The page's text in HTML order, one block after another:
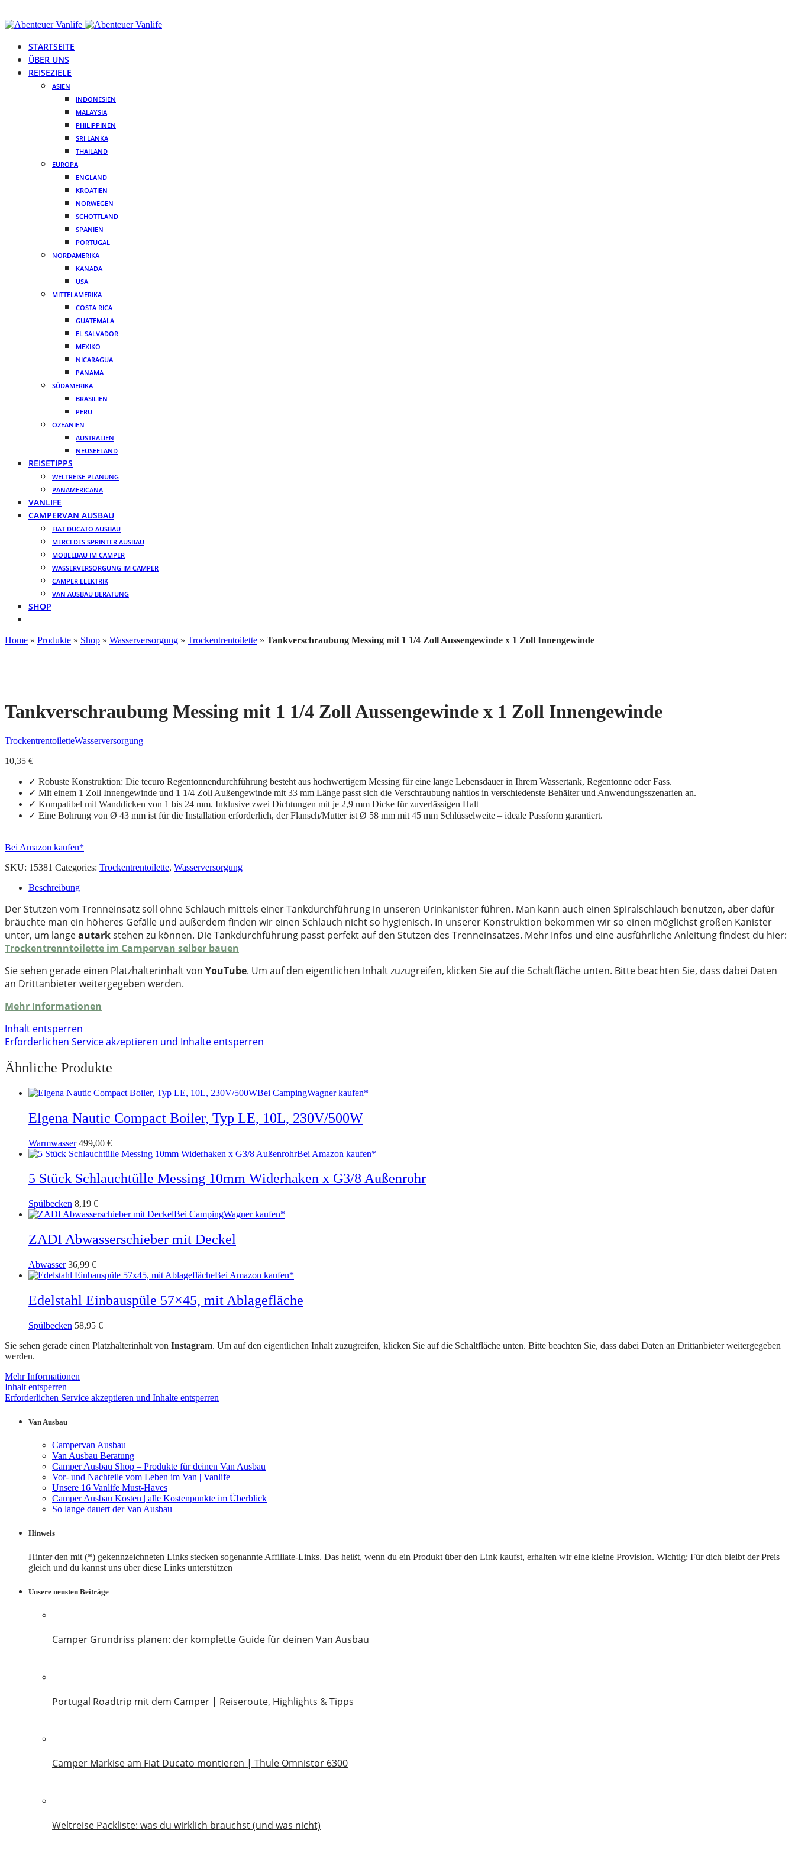
STARTSEITE
ÜBER UNS
REISEZIELE
ASIEN
INDONESIEN
MALAYSIA
PHILIPPINEN
SRI LANKA
THAILAND
EUROPA
ENGLAND
KROATIEN
NORWEGEN
SCHOTTLAND
SPANIEN
PORTUGAL
NORDAMERIKA
KANADA
USA
MITTELAMERIKA
COSTA RICA
GUATEMALA
EL SALVADOR
MEXIKO
NICARAGUA
PANAMA
SÜDAMERIKA
BRASILIEN
PERU
OZEANIEN
AUSTRALIEN
NEUSEELAND
REISETIPPS
WELTREISE PLANUNG
PANAMERICANA
VANLIFE
CAMPERVAN AUSBAU
FIAT DUCATO AUSBAU
MERCEDES SPRINTER AUSBAU
MÖBELBAU IM CAMPER
WASSERVERSORGUNG IM CAMPER
CAMPER ELEKTRIK
VAN AUSBAU BERATUNG
SHOP
Home » Produkte » Shop » Wasserversorgung » Trockentrentoilette » Tankverschraubung Messing mit 1 1/4 Zoll Aussengewinde x 1 Zoll Innengewinde
Tankverschraubung Messing mit 1 1/4 Zoll Aussengewinde x 1 Zoll Innengewinde
TrockentrentoiletteWasserversorgung
10,35 €
✓ Robuste Konstruktion: Die tecuro Regentonnendurchführung besteht aus hochwertigem Messing für eine lange Lebensdauer in Ihrem Wassertank, Regentonne oder Fass.
✓ Mit einem 1 Zoll Innengewinde und 1 1/4 Zoll Außengewinde mit 33 mm Länge passt sich die Verschraubung nahtlos in verschiedenste Behälter und Anwendungsszenarien an.
✓ Kompatibel mit Wanddicken von 1 bis 24 mm. Inklusive zwei Dichtungen mit je 2,9 mm Dicke für zuverlässigen Halt
✓ Eine Bohrung von Ø 43 mm ist für die Installation erforderlich, der Flansch/Mutter ist Ø 58 mm mit 45 mm Schlüsselweite – ideale Passform garantiert.
Bei Amazon kaufen*
SKU: 15381 Categories: Trockentrentoilette, Wasserversorgung
Beschreibung
Der Stutzen vom Trenneinsatz soll ohne Schlauch mittels einer Tankdurchführung in unseren Urinkanister führen. Man kann auch einen Spiralschlauch benutzen, aber dafür
bräuchte man ein höheres Gefälle und außerdem finden wir einen Schlauch nicht so hygienisch. In unserer Konstruktion bekommen wir so einen möglichst großen Kanister
unter, um langeautarkstehen zu können. Die Tankdurchführung passt perfekt auf den Stutzen des Trenneinsatzes. Mehr Infos und eine ausführliche Anleitung findest du hier:
Trockentrenntoilette im Campervan selber bauen
Sie sehen gerade einen Platzhalterinhalt von YouTube. Um auf den eigentlichen Inhalt zuzugreifen, klicken Sie auf die Schaltfläche unten. Bitte beachten Sie, dass dabei Daten
an Drittanbieter weitergegeben werden.
Mehr Informationen
Inhalt entsperren
Erforderlichen Service akzeptieren und Inhalte entsperren
Ähnliche Produkte
Bei CampingWagner kaufen*
Elgena Nautic Compact Boiler, Typ LE, 10L, 230V/500W
Warmwasser 499,00 €
Bei Amazon kaufen*
5 Stück Schlauchtülle Messing 10mm Widerhaken x G3/8 Außenrohr
Spülbecken 8,19 €
Bei CampingWagner kaufen*
ZADI Abwasserschieber mit Deckel
Abwasser 36,99 €
Bei Amazon kaufen*
Edelstahl Einbauspüle 57×45, mit Ablagefläche
Spülbecken 58,95 €
Sie sehen gerade einen Platzhalterinhalt von Instagram. Um auf den eigentlichen Inhalt zuzugreifen, klicken Sie auf die Schaltfläche unten. Bitte beachten Sie, dass dabei Daten an Drittanbieter weitergegeben
werden.
Mehr Informationen
Inhalt entsperren
Erforderlichen Service akzeptieren und Inhalte entsperren
Van Ausbau
Campervan Ausbau
Van Ausbau Beratung
Camper Ausbau Shop – Produkte für deinen Van Ausbau
Vor- und Nachteile vom Leben im Van | Vanlife
Unsere 16 Vanlife Must-Haves
Camper Ausbau Kosten | alle Kostenpunkte im Überblick
So lange dauert der Van Ausbau
Hinweis
Hinter den mit (*) gekennzeichneten Links stecken sogenannte Affiliate-Links. Das heißt, wenn du ein Produkt über den Link kaufst, erhalten wir eine kleine Provision. Wichtig: Für dich bleibt der Preis
gleich und du kannst uns über diese Links unterstützen
Unsere neusten Beiträge
Camper Grundriss planen: der komplette Guide für deinen Van Ausbau
Portugal Roadtrip mit dem Camper | Reiseroute, Highlights & Tipps
Camper Markise am Fiat Ducato montieren | Thule Omnistor 6300
Weltreise Packliste: was du wirklich brauchst (und was nicht)